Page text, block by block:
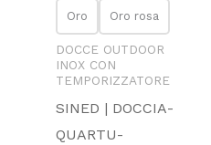
Oro Oro rosa
DOCCE OUTDOOR
INOX CON
TEMPORIZZATORE
SINED | DOCCIA-
QUARTU-